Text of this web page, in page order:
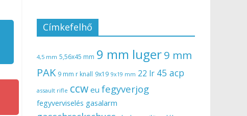
Címkefelhő
4,5 mm 5,56x45 mm 9 mm luger9 mm
PAK 9 mm r knall 9x19 9x19 mm 22 lr 45 acp
assault rifle ccw eu fegyverjog
fegyverviselés gasalarm